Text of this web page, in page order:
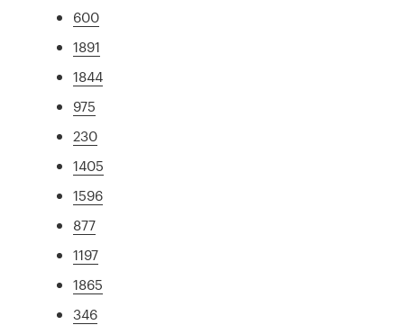
600
1891
1844
975
230
1405
1596
877
1197
1865
346